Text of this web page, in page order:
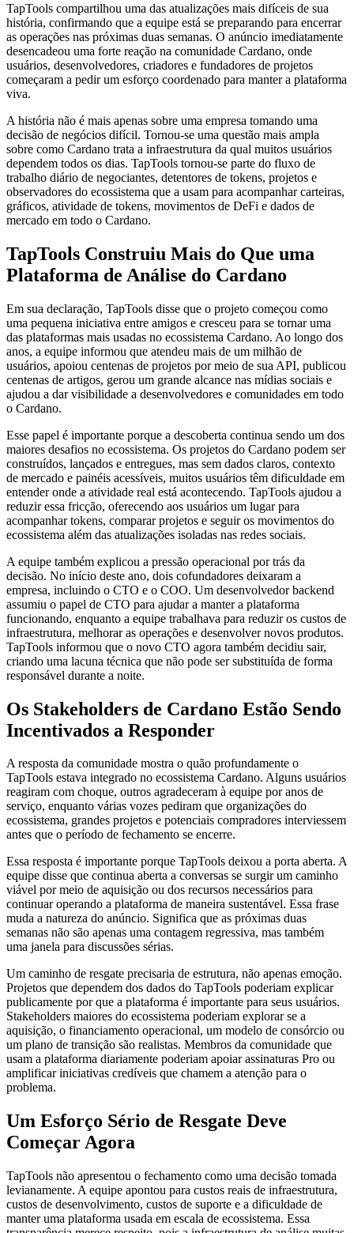
TapTools compartilhou uma das atualizações mais difíceis de sua
história, confirmando que a equipe está se preparando para encerrar
as operações nas próximas duas semanas. O anúncio imediatamente
desencadeou uma forte reação na comunidade Cardano, onde
usuários, desenvolvedores, criadores e fundadores de projetos
começaram a pedir um esforço coordenado para manter a plataforma
viva.
A história não é mais apenas sobre uma empresa tomando uma
decisão de negócios difícil. Tornou-se uma questão mais ampla
sobre como Cardano trata a infraestrutura da qual muitos usuários
dependem todos os dias. TapTools tornou-se parte do fluxo de
trabalho diário de negociantes, detentores de tokens, projetos e
observadores do ecossistema que a usam para acompanhar carteiras,
gráficos, atividade de tokens, movimentos de DeFi e dados de
mercado em todo o Cardano.
TapTools Construiu Mais do Que uma
Plataforma de Análise do Cardano
Em sua declaração, TapTools disse que o projeto começou como
uma pequena iniciativa entre amigos e cresceu para se tornar uma
das plataformas mais usadas no ecossistema Cardano. Ao longo dos
anos, a equipe informou que atendeu mais de um milhão de
usuários, apoiou centenas de projetos por meio de sua API, publicou
centenas de artigos, gerou um grande alcance nas mídias sociais e
ajudou a dar visibilidade a desenvolvedores e comunidades em todo
o Cardano.
Esse papel é importante porque a descoberta continua sendo um dos
maiores desafios no ecossistema. Os projetos do Cardano podem ser
construídos, lançados e entregues, mas sem dados claros, contexto
de mercado e painéis acessíveis, muitos usuários têm dificuldade em
entender onde a atividade real está acontecendo. TapTools ajudou a
reduzir essa fricção, oferecendo aos usuários um lugar para
acompanhar tokens, comparar projetos e seguir os movimentos do
ecossistema além das atualizações isoladas nas redes sociais.
A equipe também explicou a pressão operacional por trás da
decisão. No início deste ano, dois cofundadores deixaram a
empresa, incluindo o CTO e o COO. Um desenvolvedor backend
assumiu o papel de CTO para ajudar a manter a plataforma
funcionando, enquanto a equipe trabalhava para reduzir os custos de
infraestrutura, melhorar as operações e desenvolver novos produtos.
TapTools informou que o novo CTO agora também decidiu sair,
criando uma lacuna técnica que não pode ser substituída de forma
responsável durante a noite.
Os Stakeholders de Cardano Estão Sendo
Incentivados a Responder
A resposta da comunidade mostra o quão profundamente o
TapTools estava integrado no ecossistema Cardano. Alguns usuários
reagiram com choque, outros agradeceram à equipe por anos de
serviço, enquanto várias vozes pediram que organizações do
ecossistema, grandes projetos e potenciais compradores interviessem
antes que o período de fechamento se encerre.
Essa resposta é importante porque TapTools deixou a porta aberta. A
equipe disse que continua aberta a conversas se surgir um caminho
viável por meio de aquisição ou dos recursos necessários para
continuar operando a plataforma de maneira sustentável. Essa frase
muda a natureza do anúncio. Significa que as próximas duas
semanas não são apenas uma contagem regressiva, mas também
uma janela para discussões sérias.
Um caminho de resgate precisaria de estrutura, não apenas emoção.
Projetos que dependem dos dados do TapTools poderiam explicar
publicamente por que a plataforma é importante para seus usuários.
Stakeholders maiores do ecossistema poderiam explorar se a
aquisição, o financiamento operacional, um modelo de consórcio ou
um plano de transição são realistas. Membros da comunidade que
usam a plataforma diariamente poderiam apoiar assinaturas Pro ou
amplificar iniciativas credíveis que chamem a atenção para o
problema.
Um Esforço Sério de Resgate Deve
Começar Agora
TapTools não apresentou o fechamento como uma decisão tomada
levianamente. A equipe apontou para custos reais de infraestrutura,
custos de desenvolvimento, custos de suporte e a dificuldade de
manter uma plataforma usada em escala de ecossistema. Essa